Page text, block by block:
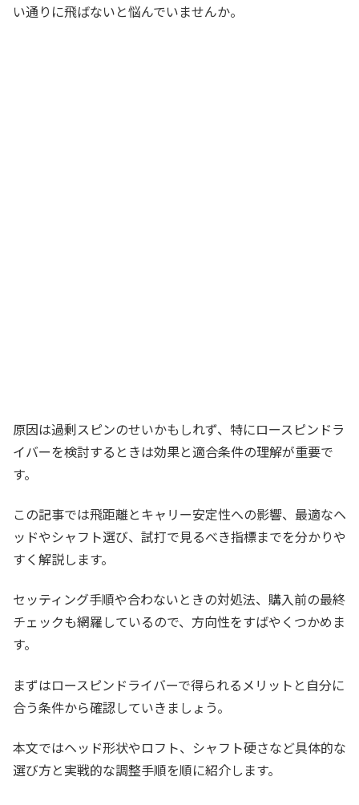
い通りに飛ばないと悩んでいませんか。
原因は過剰スピンのせいかもしれず、特にロースピンドラ
イバーを検討するときは効果と適合条件の理解が重要で
す。
この記事では飛距離とキャリー安定性への影響、最適なヘ
ッドやシャフト選び、試打で見るべき指標までを分かりや
すく解説します。
セッティング手順や合わないときの対処法、購入前の最終
チェックも網羅しているので、方向性をすばやくつかめま
す。
まずはロースピンドライバーで得られるメリットと自分に
合う条件から確認していきましょう。
本文ではヘッド形状やロフト、シャフト硬さなど具体的な
選び方と実戦的な調整手順を順に紹介します。